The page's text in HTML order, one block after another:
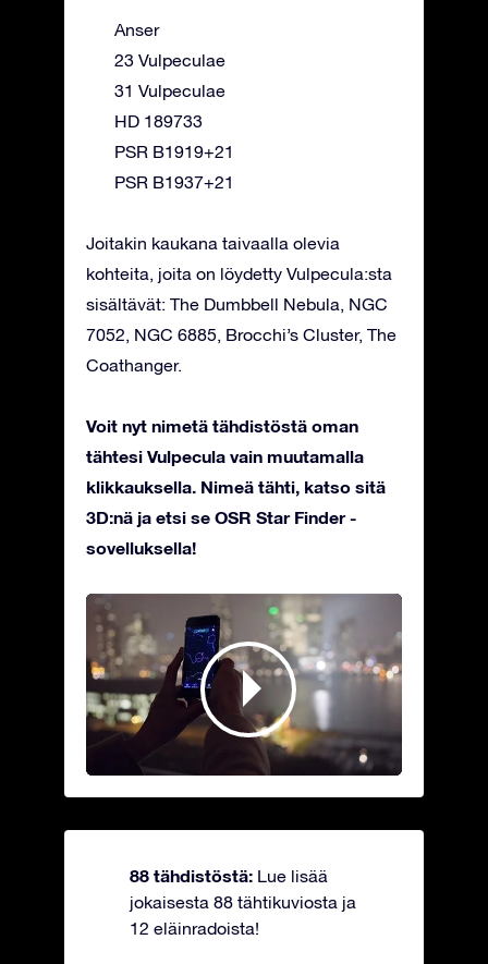
Anser
23 Vulpeculae
31 Vulpeculae
HD 189733
PSR B1919+21
PSR B1937+21
Joitakin kaukana taivaalla olevia
kohteita, joita on löydetty Vulpecula:sta
sisältävät: The Dumbbell Nebula, NGC
7052, NGC 6885, Brocchi’s Cluster, The
Coathanger.
Voit nyt nimetä tähdistöstä oman
tähtesi Vulpecula vain muutamalla
klikkauksella. Nimeä tähti, katso sitä
3D:nä ja etsi se OSR Star Finder -
sovelluksella!
88 tähdistöstä: Lue lisää
jokaisesta 88 tähtikuviosta ja
12 eläinradoista!